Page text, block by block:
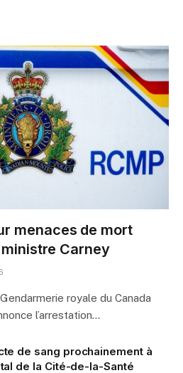
menaces de mort
Carney
royale du Canada
l’arrestation…
de sang prochainement à
de la Cité-de-la-Santé